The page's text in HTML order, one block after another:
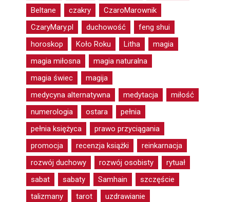
Beltane
czakry
CzaroMarownik
CzaryMary.pl
duchowość
feng shui
horoskop
Koło Roku Litha
magia
magia miłosna
magia naturalna
magia świec
magija
medycyna alternatywna
medytacja
miłość
numerologia
ostara
pełnia
pełnia księżyca
prawo przyciągania
promocja
recenzja książki
reinkarnacja
rozwój duchowy
rozwój osobisty
rytuał
sabat
sabaty Samhain
szczęście
talizmany
tarot
uzdrawianie